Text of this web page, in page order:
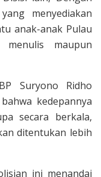
menyediakan
anak-anak Pulau
maupun
Suryono Ridho
kedepannya
secara berkala,
ditentukan lebih
ini menandai